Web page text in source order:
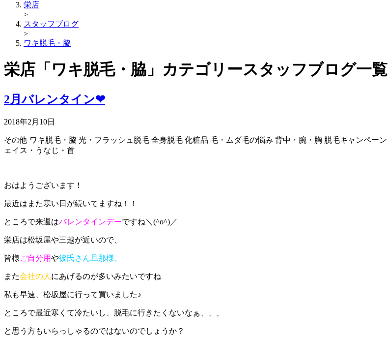
栄店
>
スタッフブログ
>
ワキ脱毛・脇
栄店「ワキ脱毛・脇」カテゴリースタッフブログ一覧
2月バレンタイン❤
2018年2月10日
その他 ワキ脱毛・脇 光・フラッシュ脱毛 全身脱毛 化粧品 毛・ムダ毛の悩み 背中・腕・胸 脱毛キャンペーン
ェイス・うなじ・首
おはようございます！
最近はまた寒い日が続いてますね！！
ところで来週はバレンタインデーですね＼(^o^)／
栄店は松坂屋や三越が近いので、
皆様ご自分用や彼氏さん旦那様、
また会社の人 にあげるのが多いみたいですね
私も早速、松坂屋に行って買いました♪
ところで最近寒くて冷たいし、脱毛に行きたくないなぁ、、、
と思う方もいらっしゃるのではないのでしょうか？